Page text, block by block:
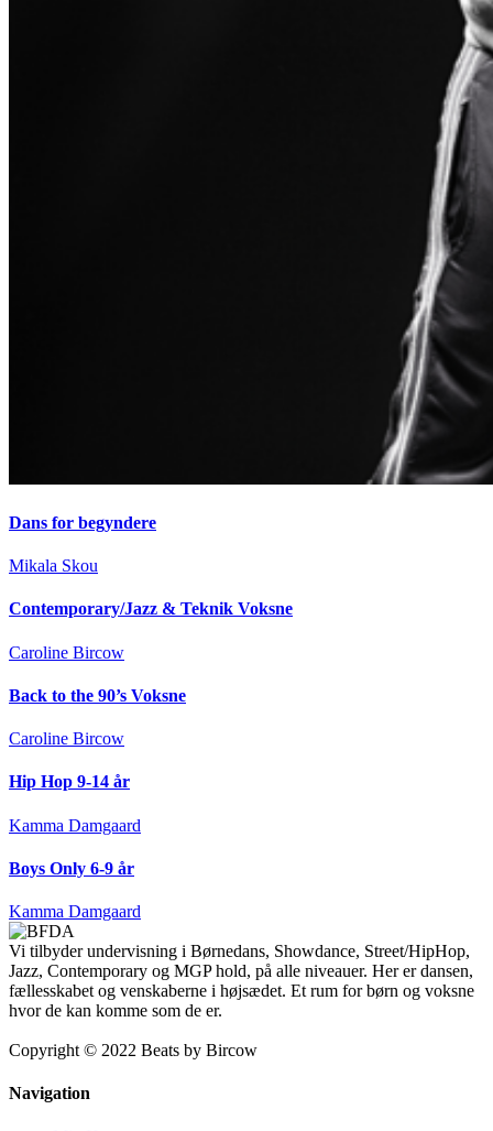
Dans for begyndere
Mikala Skou
Contemporary/Jazz & Teknik Voksne
Caroline Bircow
Back to the 90’s Voksne
Caroline Bircow
Hip Hop 9-14 år
Kamma Damgaard
Boys Only 6-9 år
Kamma Damgaard
Vi tilbyder undervisning i Børnedans, Showdance, Street/HipHop,
Jazz, Contemporary og MGP hold, på alle niveauer. Her er dansen,
fællesskabet og venskaberne i højsædet. Et rum for børn og voksne
hvor de kan komme som de er.
Copyright © 2022 Beats by Bircow
Navigation